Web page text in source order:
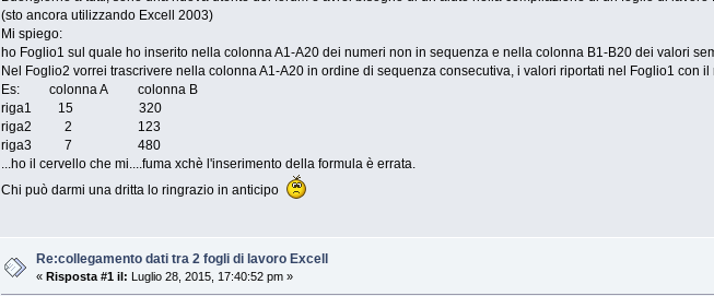
(sto ancora utilizzando Excell 2003)
Mi spiego:
ho Foglio1 sul quale ho inserito nella colonna A1-A20 dei numeri non in sequenza e nella colonna B1-B20 dei valori
Nel Foglio2 vorrei trascrivere nella colonna A1-A20 in ordine di sequenza consecutiva, i valori riportati nel Foglio1 con
Es: colonna A colonna B
riga1 15 320
riga2 2 123
riga3 7 480
...ho il cervello che mi....fuma xchè l'inserimento della formula è errata.
Chi può darmi una dritta lo ringrazio in anticipo
Re:collegamento dati tra 2 fogli di lavoro Excell
« Risposta #1 il: Luglio 28, 2015, 17:40:52 pm »